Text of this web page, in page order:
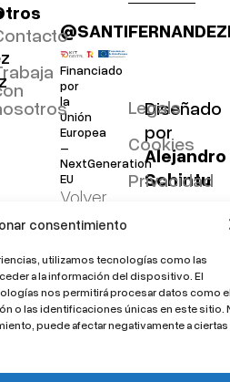
consentimiento
utilizamos tecnologías como las
a la información del dispositivo. El
nos permitirá procesar datos como
o las identificaciones únicas en este sitio.
puede afectar negativamente a ciertas
Financiado
por
la
Unión
Europea
–
NextGeneration
EU
Volver
Legals
Cookies
Privacidad
Diseñado
por
Alejandro
Schintu